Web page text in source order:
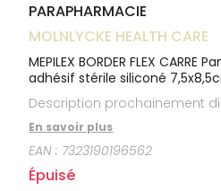
PARAPHARMACIE
MOLNLYCKE HEALTH CARE
MEPILEX BORDER FLEX CARRE
adhésif stérile siliconé
Description prochainement
En savoir plus
EAN : 7323190196562
Épuisé